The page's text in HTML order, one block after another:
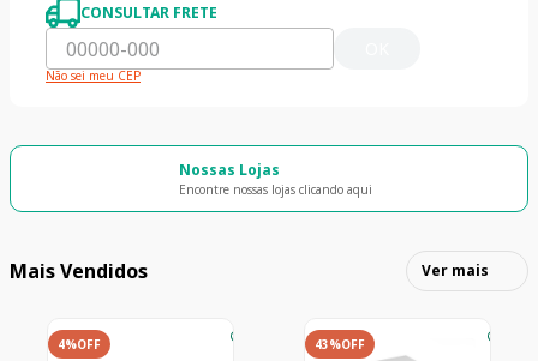
CONSULTAR FRETE
Não sei meu CEP
Nossas Lojas
Encontre nossas lojas clicando aqui
Mais Vendidos Ver mais
4%OFF 43%OFF